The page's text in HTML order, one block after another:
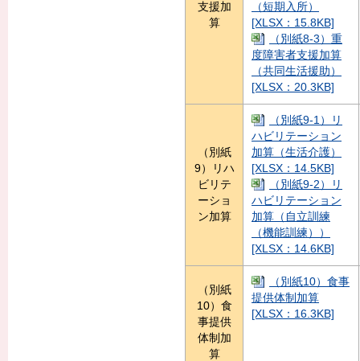
支援加
算
（短期入所）
[XLSX：15.8KB]
（別紙8-3）重
度障害者支援加算
（共同生活援助）
[XLSX：20.3KB]
（別紙
9）リハ
ビリテ
ーショ
ン加算
（別紙9-1）リ
ハビリテーション
加算（生活介護）
[XLSX：14.5KB]
（別紙9-2）リ
ハビリテーション
加算（自立訓練
（機能訓練））
[XLSX：14.6KB]
（別紙
10）食
事提供
体制加
算
（別紙10）食事
提供体制加算
[XLSX：16.3KB]